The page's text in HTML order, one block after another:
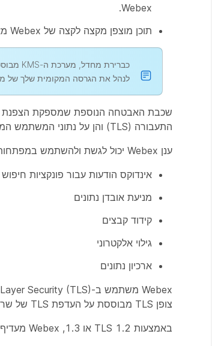
Webex.
תוכן מוצפן מקצה לקצה של Webex מאוחסן בשרתי תוכן בענן Webex המשתמשים ב-AES-256-CTR כדי להצפין נתונים במנוחה.
לנהל את הגרסה המקומית שלך של
התעבורה (TLS) והן על נתוני המשתמש המאוחסנים מפני גורמים פוגעניים פוטנציאליים בענן Webex.
ענן Webex יכול לגשת ולהשתמש במפתחות הצפנה מקצה לקצה, אך רק כדי לפענח נתונים כנדרש עבור שירותי ליבה כגון:
אינדוקס הודעות עבור פונקציות חיפוש
מניעת אובדן נתונים
קידוד קבצים
גילוי אלקטרוני
ארכיון נתונים
צופן TLS מבוססת על העדפת TLS של שרת Webex.
באמצעות TLS 1.2 או 1.3, Webex מעדיף חבילות הצפנה באמצעות: